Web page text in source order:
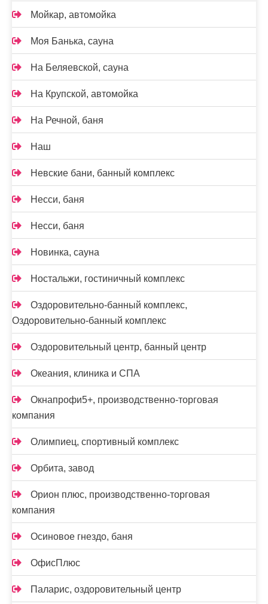
Мойкар, автомойка
Моя Банька, сауна
На Беляевской, сауна
На Крупской, автомойка
На Речной, баня
Наш
Невские бани, банный комплекс
Несси, баня
Несси, баня
Новинка, сауна
Ностальжи, гостиничный комплекс
Оздоровительно-банный комплекс,
Оздоровительно-банный комплекс
Оздоровительный центр, банный центр
Океания, клиника и СПА
Окнапрофи5+, производственно-торговая
компания
Олимпиец, спортивный комплекс
Орбита, завод
Орион плюс, производственно-торговая
компания
Осиновое гнездо, баня
ОфисПлюс
Паларис, оздоровительный центр